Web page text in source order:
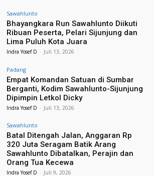
Sawahlunto
Bhayangkara Run Sawahlunto Diikuti
Ribuan Peserta, Pelari Sijunjung dan
Lima Puluh Kota Juara
Indra Yosef D - Juli 13, 2026
Padang
Empat Komandan Satuan di Sumbar
Berganti, Kodim Sawahlunto-Sijunjung
Dipimpin Letkol Dicky
Indra Yosef D - Juli 13, 2026
Sawahlunto
Batal Ditengah Jalan, Anggaran Rp
320 Juta Seragam Batik Arang
Sawahlunto Dibatalkan, Perajin dan
Orang Tua Kecewa
Indra Yosef D - Juli 9, 2026